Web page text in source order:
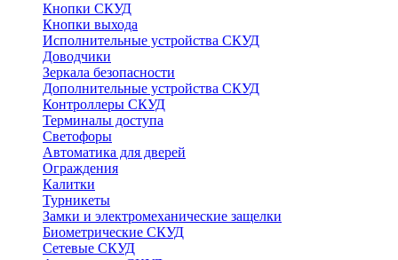
Кнопки СКУД
Кнопки выхода
Исполнительные устройства СКУД
Доводчики
Зеркала безопасности
Дополнительные устройства СКУД
Контроллеры СКУД
Терминалы доступа
Светофоры
Автоматика для дверей
Ограждения
Калитки
Турникеты
Замки и электромеханические защелки
Биометрические СКУД
Сетевые СКУД